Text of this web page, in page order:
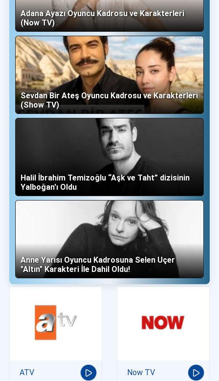
Adana Ayazı Oyuncu Kadrosu ve Karakterleri
(Now TV)
Sevdan Bir Ateş Oyuncu Kadrosu ve Karakterleri
(Show TV)
Halil İbrahim Temizoğlu “Aşk ve Taht” dizisinin
Yalboğan'ı Oldu
Anne Yarısı Oyuncu Kadrosuna Selen Uçer
"Altın" Karakteri İle Dahil Oldu!
ATV Now TV